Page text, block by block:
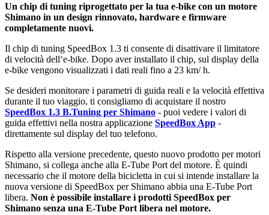
Un chip di tuning riprogettato per la tua e-bike con un motore
Shimano in un design rinnovato, hardware e firmware
completamente nuovi.
Il chip di tuning SpeedBox 1.3 ti consente di disattivare il limitatore
di velocità dell‘e-bike. Dopo aver installato il chip, sul display della
e-bike vengono visualizzati i dati reali fino a 23 km/ h.
Se desideri monitorare i parametri di guida reali e la velocità effettiva
durante il tuo viaggio, ti consigliamo di acquistare il nostro
SpeedBox 1.3 B.Tuning per Shimano - puoi vedere i valori di
guida effettivi nella nostra applicazione SpeedBox App -
direttamente sul display del tuo telefono.
Rispetto alla versione precedente, questo nuovo prodotto per motori
Shimano, si collega anche alla E-Tube Port del motore. È quindi
necessario che il motore della bicicletta in cui si intende installare la
nuova versione di SpeedBox per Shimano abbia una E-Tube Port
libera. Non è possibile installare i prodotti SpeedBox per
Shimano senza una E-Tube Port libera nel motore.